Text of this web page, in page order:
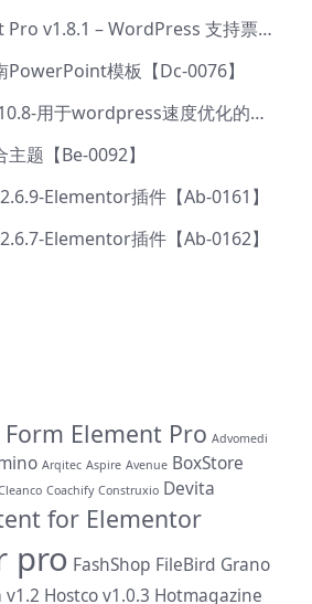
Fluent Support Pro v1.8.1 – WordPress 支持票务系统【Cc-0041】
PowerPoint模板【Dc-0076】
WP Rocket v3.10.8-用于wordpress速度优化的缓存加速插件【Cd-0019】
题【Be-0092】
Elementor插件【Ab-0161】
Elementor插件【Ab-0162】
Element Pro Advomedi
Arqitec Aspire Avenue BoxStore
Coachify Construxio Devita
for Elementor
pro FashShop FileBird Grano
v1.2 Hostco v1.0.3 Hotmagazine